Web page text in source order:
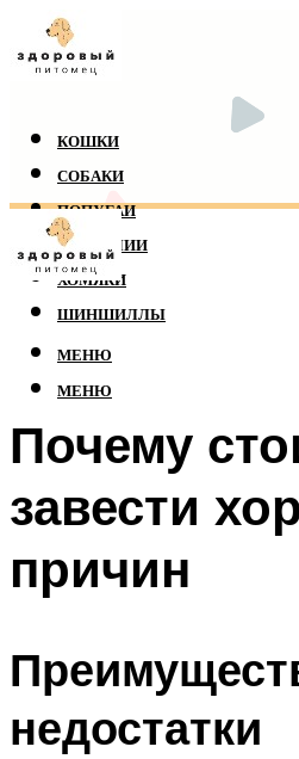
КОШКИ
СОБАКИ
ПОПУГАИ
РЕПТИЛИИ
ХОМЯКИ
ШИНШИЛЛЫ
МЕНЮ
МЕНЮ
Почему
завести
причин
недостатки